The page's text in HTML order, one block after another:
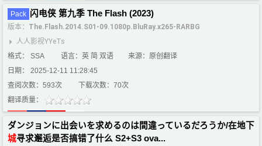
Pack 闪电侠 第九季 The Flash (2023)
版本： The.Flash.2014.S01-09.1080p.BluRay.x265-RARBG
人人影视YYeTs
格式： SSA
语言：英 简 双语
来源：原创翻译
日期： 2025-12-11 11:28:45
查阅次数：593次
下载次数：70次
翻译质量：
ダンジョンに出会いを求めるのは間違っているだろうか/在地下
城寻求邂逅是否搞错了什么 S2+S3 ova...